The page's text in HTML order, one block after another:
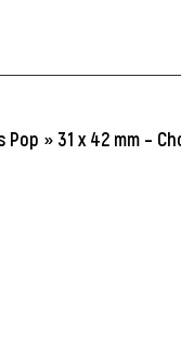
» 31 x 42 mm –